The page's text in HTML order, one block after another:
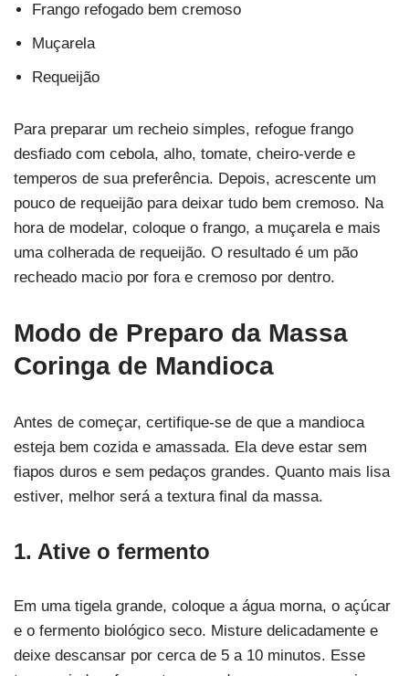
Frango refogado bem cremoso
Muçarela
Requeijão
Para preparar um recheio simples, refogue frango
desfiado com cebola, alho, tomate, cheiro-verde e
temperos de sua preferência. Depois, acrescente um
pouco de requeijão para deixar tudo bem cremoso. Na
hora de modelar, coloque o frango, a muçarela e mais
uma colherada de requeijão. O resultado é um pão
recheado macio por fora e cremoso por dentro.
Modo de Preparo da Massa
Coringa de Mandioca
Antes de começar, certifique-se de que a mandioca
esteja bem cozida e amassada. Ela deve estar sem
fiapos duros e sem pedaços grandes. Quanto mais lisa
estiver, melhor será a textura final da massa.
1. Ative o fermento
Em uma tigela grande, coloque a água morna, o açúcar
e o fermento biológico seco. Misture delicadamente e
deixe descansar por cerca de 5 a 10 minutos. Esse